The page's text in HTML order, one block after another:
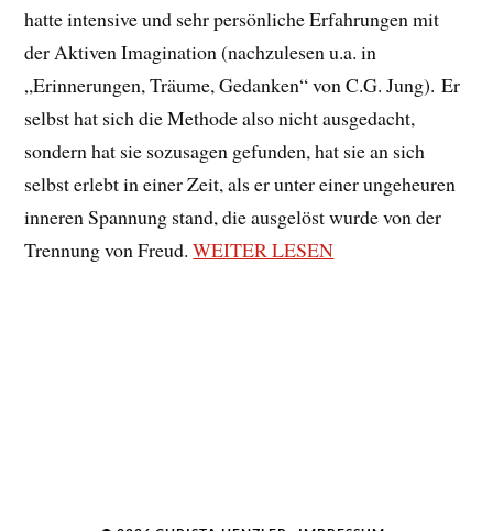
hatte intensive und sehr persönliche Erfahrungen mit
der Aktiven Imagination (nachzulesen u.a. in
„Erinnerungen, Träume, Gedanken“ von C.G. Jung). Er
selbst hat sich die Methode also nicht ausgedacht,
sondern hat sie sozusagen gefunden, hat sie an sich
selbst erlebt in einer Zeit, als er unter einer ungeheuren
inneren Spannung stand, die ausgelöst wurde von der
Trennung von Freud.WEITER LESEN